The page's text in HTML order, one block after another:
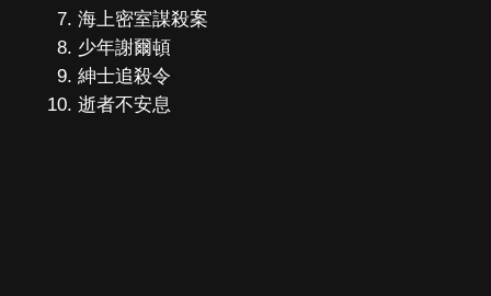
海上密室謀殺案
少年謝爾頓
紳士追殺令
逝者不安息